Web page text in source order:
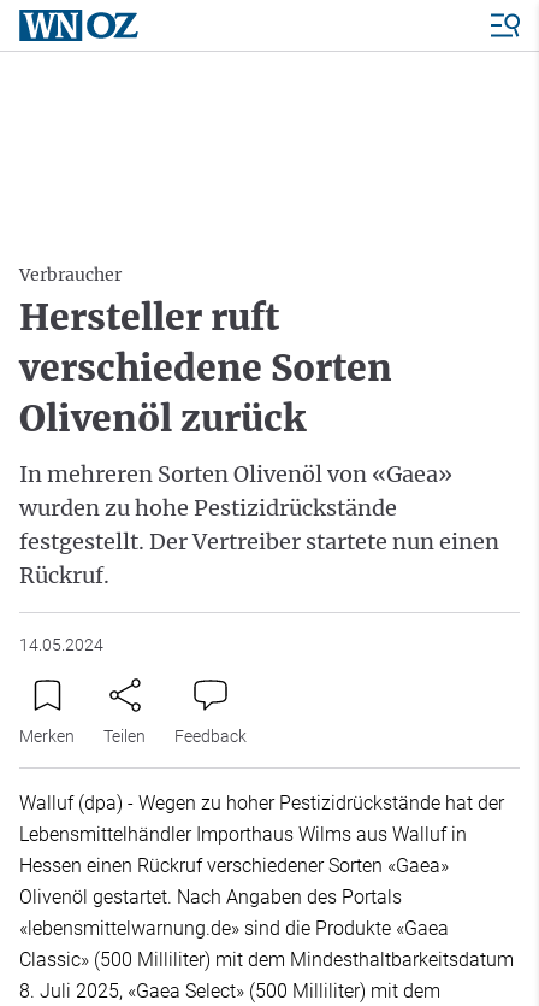
Verbraucher
Hersteller ruft
verschiedene Sorten
Olivenöl zurück
In mehreren Sorten Olivenöl von «Gaea»
wurden zu hohe Pestizidrückstände
festgestellt. Der Vertreiber startete nun einen
Rückruf.
14.05.2024
Merken Teilen Feedback
Walluf (dpa) - Wegen zu hoher Pestizidrückstände hat der
Lebensmittelhändler Importhaus Wilms aus Walluf in
Hessen einen Rückruf verschiedener Sorten «Gaea»
Olivenöl gestartet. Nach Angaben des Portals
«lebensmittelwarnung.de» sind die Produkte «Gaea
Classic» (500 Milliliter) mit dem Mindesthaltbarkeitsdatum
8. Juli 2025, «Gaea Select» (500 Milliliter) mit dem